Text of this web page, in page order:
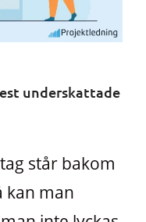
underskattade
står bakom
kan man